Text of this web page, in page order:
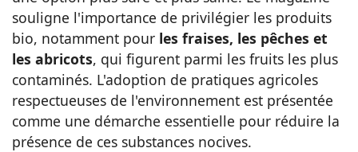
souligne l'importance de privilégier les produits
bio, notamment pour les fraises, les pêches et
les abricots, qui figurent parmi les fruits les plus
contaminés. L'adoption de pratiques agricoles
respectueuses de l'environnement est présentée
comme une démarche essentielle pour réduire la
présence de ces substances nocives.